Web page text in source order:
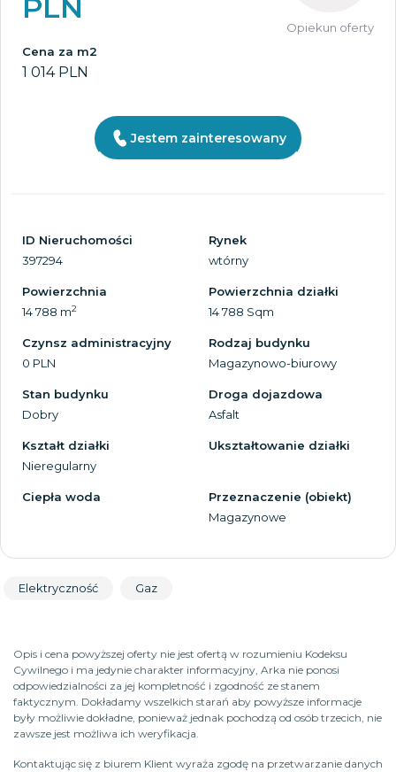
PLN
Cena za m2
1 014 PLN
Opiekun oferty
Jestem zainteresowany
ID Nieruchomości
397294
Rynek
wtórny
Powierzchnia
14 788 m2
Powierzchnia działki
14 788 Sqm
Czynsz administracyjny
0 PLN
Rodzaj budynku
Magazynowo-biurowy
Stan budynku
Dobry
Droga dojazdowa
Asfalt
Kształt działki
Nieregularny
Ukształtowanie działki
Ciepła woda
Przeznaczenie (obiekt)
Magazynowe
Elektryczność Gaz
Opis i cena powyższej oferty nie jest ofertą w rozumieniu Kodeksu
Cywilnego i ma jedynie charakter informacyjny, Arka nie ponosi
odpowiedzialności za jej kompletność i zgodność ze stanem
faktycznym. Dokładamy wszelkich starań aby powyższe informacje
były możliwie dokładne, ponieważ jednak pochodzą od osób trzecich, nie
zawsze jest możliwa ich weryfikacja.
Kontaktując się z biurem Klient wyraża zgodę na przetwarzanie danych